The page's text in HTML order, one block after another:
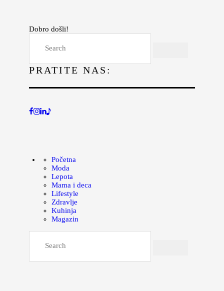
Dobro došli!
PRATITE NAS:
Početna
Moda
Lepota
Mama i deca
Lifestyle
Zdravlje
Kuhinja
Magazin
Kuhinja